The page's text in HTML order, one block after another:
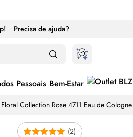
Precisa de ajuda?
Pessoais Bem-Estar
Collection Rose 4711 Eau de Cologne
(2)